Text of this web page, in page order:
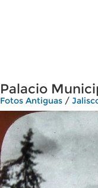
Palacio
Fotos Antiguas /